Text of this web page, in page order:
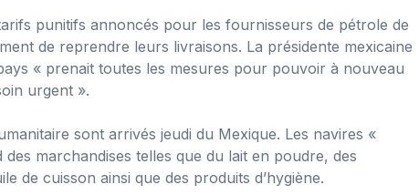
punitifs annoncés pour les fournisseurs de pétrole de
de reprendre leurs livraisons. La présidente mexicaine
« prenait toutes les mesures pour pouvoir à nouveau
urgent ».
sont arrivés jeudi du Mexique. Les navires «
marchandises telles que du lait en poudre, des
de cuisson ainsi que des produits d’hygiène.